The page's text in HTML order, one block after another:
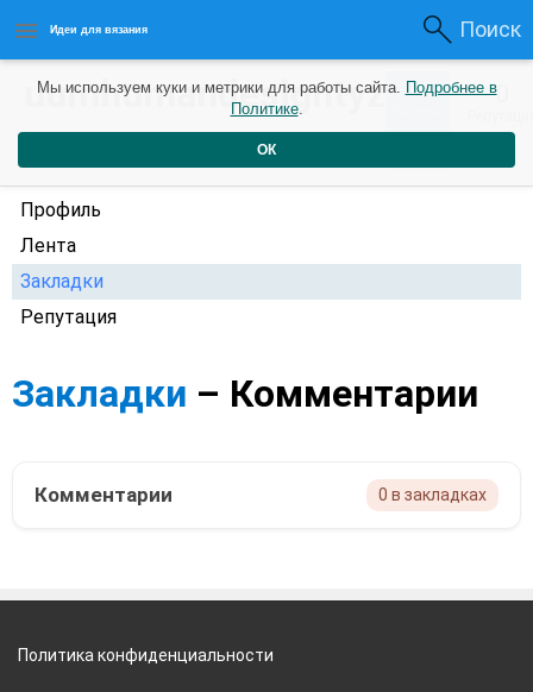
Идеи для вязания Поиск
uumhumandesigntyz 0 0
Профиль
Лента
Закладки
Репутация
Закладки – Комментарии
Комментарии 0 в закладках
Мы используем куки и метрики для работы сайта. Подробнее в
Политике.
ОК
Политика конфиденциальности